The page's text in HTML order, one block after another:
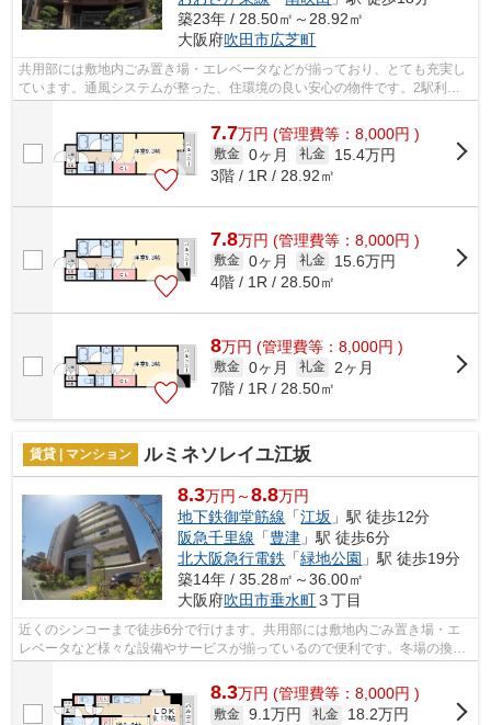
築23年 / 28.50㎡～28.92㎡
大阪府吹田市広芝町
共用部には敷地内ごみ置き場・エレベータなどが揃っており、とても充実し
ています。通風システムが整った、住環境の良い安心の物件です。2駅利用
7.7万円 (管理費等：8,000円 )
敷金 0ヶ月 礼金
15.4万円
3階 / 1R / 28.92㎡
7.8万円 (管理費等：8,000円 )
敷金 0ヶ月 礼金
15.6万円
4階 / 1R / 28.50㎡
8万円 (管理費等：8,000円 )
敷金 0ヶ月 礼金
2ヶ月
7階 / 1R / 28.50㎡
賃貸 | マンション ルミネソレイユ江坂
8.3万円～8.8万円
地下鉄御堂筋線 「江坂 」駅 徒歩12分
阪急千里線 「豊津 」駅 徒歩6分
北大阪急行電鉄 「緑地公園 」駅 徒歩19分
築14年 / 35.28㎡～36.00㎡
大阪府吹田市垂水町３丁目
近くのシンコーまで徒歩6分で行けます。共用部には敷地内ごみ置き場・エ
レベータなど様々な設備やサービスが揃っているので便利です。冬場の換気
にも適した、風通しの良い湿気が溜まり...
8.3万円 (管理費等：8,000円 )
敷金 9.1万円 礼金
18.2万円